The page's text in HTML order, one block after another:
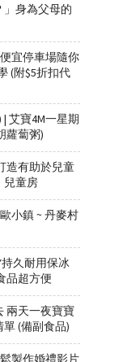
」身為父母的
宜停車場隨你
(附$5折扣代
艾寶4M一星期
蘿蔔粥)
造有助於兒童
兒童房
小鎮 ~ 丹麥村
持久耐用保冰
品超方便
兩天一夜寶寶
(備副食品)
製作婚禮影片